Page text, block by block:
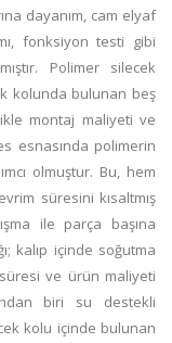
dayanım, cam elyaf
fonksiyon testi gibi
Polimer silecek
kolunda bulunan beş
montaj maliyeti ve
esnasında polimerin
olmuştur. Bu, hem
süresini kısaltmış
ile parça başına
kalıp içinde soğutma
ve ürün maliyeti
biri su destekli
kolu içinde bulunan